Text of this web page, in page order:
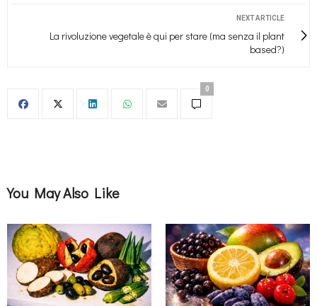
NEXT ARTICLE
La rivoluzione vegetale è qui per stare (ma senza il plant
based?)
0
You May Also Like